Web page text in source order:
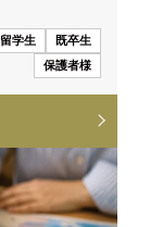
留学生
既卒生
保護者様